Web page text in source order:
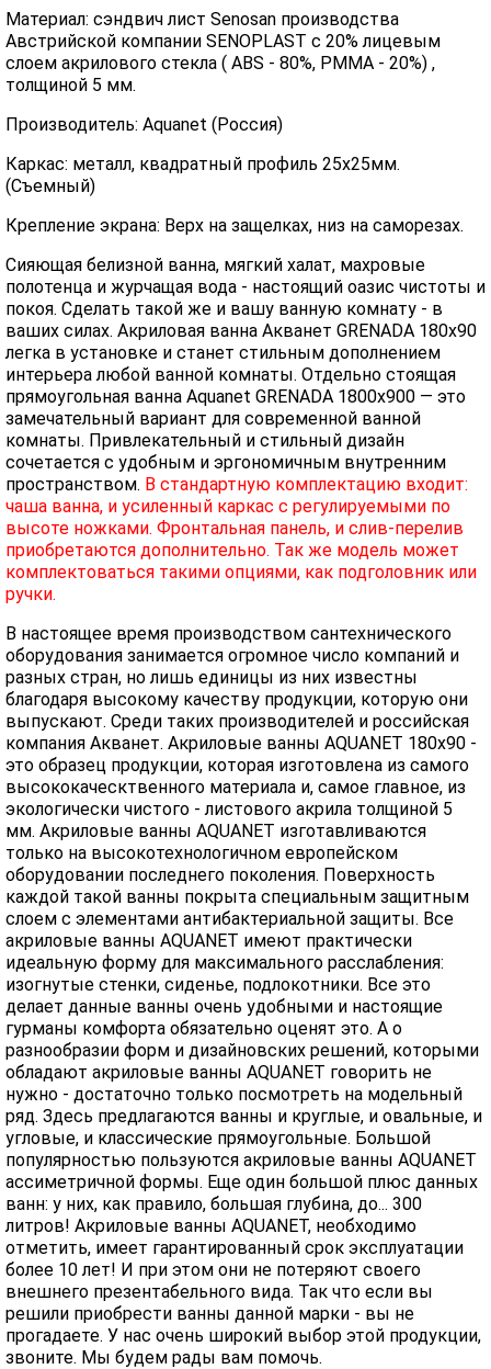
Материал: сэндвич лист Senosan производства
Австрийской компании SENOPLAST c 20% лицевым
слоем акрилового стекла ( ABS - 80%, PMMA - 20%) ,
толщиной 5 мм.
Производитель: Aquanet (Россия)
Каркас: металл, квадратный профиль 25х25мм.
(Съемный)
Крепление экрана: Верх на защелках, низ на саморезах.
Сияющая белизной ванна, мягкий халат, махровые
полотенца и журчащая вода - настоящий оазис чистоты и
покоя. Сделать такой же и вашу ванную комнату - в
ваших силах. Акриловая ванна Акванет GRENADA 180х90
легка в установке и станет стильным дополнением
интерьера любой ванной комнаты. Отдельно стоящая
прямоугольная ванна Aquanet GRENADA 1800х900 — это
замечательный вариант для современной ванной
комнаты. Привлекательный и стильный дизайн
сочетается с удобным и эргономичным внутренним
пространством. В стандартную комплектацию входит:
чаша ванна, и усиленный каркас с регулируемыми по
высоте ножками. Фронтальная панель, и слив-перелив
приобретаются дополнительно. Так же модель может
комплектоваться такими опциями, как подголовник или
ручки.
В настоящее время производством сантехнического
оборудования занимается огромное число компаний и
разных стран, но лишь единицы из них известны
благодаря высокому качеству продукции, которую они
выпускают. Среди таких производителей и российская
компания Акванет. Акриловые ванны AQUANET 180x90 -
это образец продукции, которая изготовлена из самого
высококаческтвенного материала и, самое главное, из
экологически чистого - листового акрила толщиной 5
мм. Акриловые ванны AQUANET изготавливаются
только на высокотехнологичном европейском
оборудовании последнего поколения. Поверхность
каждой такой ванны покрыта специальным защитным
слоем с элементами антибактериальной защиты. Все
акриловые ванны AQUANET имеют практически
идеальную форму для максимального расслабления:
изогнутые стенки, сиденье, подлокотники. Все это
делает данные ванны очень удобными и настоящие
гурманы комфорта обязательно оценят это. А о
разнообразии форм и дизайновских решений, которыми
обладают акриловые ванны AQUANET говорить не
нужно - достаточно только посмотреть на модельный
ряд. Здесь предлагаются ванны и круглые, и овальные, и
угловые, и классические прямоугольные. Большой
популярностью пользуются акриловые ванны AQUANET
ассиметричной формы. Еще один большой плюс данных
ванн: у них, как правило, большая глубина, до... 300
литров! Акриловые ванны AQUANET, необходимо
отметить, имеет гарантированный срок эксплуатации
более 10 лет! И при этом они не потеряют своего
внешнего презентабельного вида. Так что если вы
решили приобрести ванны данной марки - вы не
прогадаете. У нас очень широкий выбор этой продукции,
звоните. Мы будем рады вам помочь.